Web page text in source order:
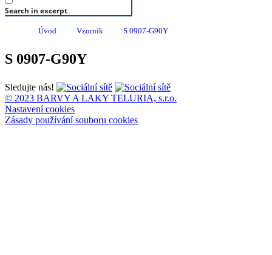
Search in excerpt
Úvod Vzorník S 0907-G90Y
S 0907-G90Y
Sledujte nás!
© 2023 BARVY A LAKY TELURIA, s.r.o.
Nastavení cookies
Zásady používání souboru cookies